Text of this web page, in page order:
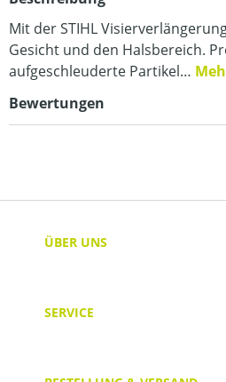
Mit der STIHL
Gesicht und den Halsbereich.
aufgeschleuderte Partikel…
Bewertungen
ÜBER UNS
SERVICE